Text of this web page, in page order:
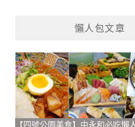
懶人包文章
【四號公園美食】中永和必吃懶